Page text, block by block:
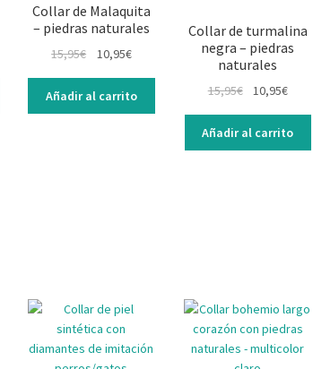
Collar de Malaquita
– piedras naturales
15,95€
original
era:
10,95€El
actual
es:
Añadir al carrito
Collar de turmalina
negra – piedras
naturales
15,95€
original
era:
10,95€El
actual
es:
Añadir al carrito